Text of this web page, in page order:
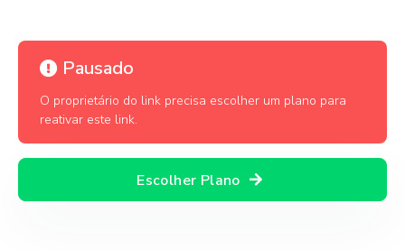
Pausado
O proprietário do link precisa escolher um plano para
reativar este link.
Escolher Plano